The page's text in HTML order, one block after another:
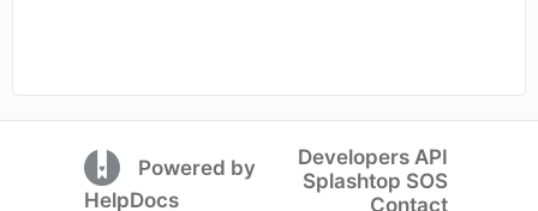
(opens in a new tab)
Powered by
HelpDocs (opens in a new tab)
Developers API
Splashtop SOS
Contact